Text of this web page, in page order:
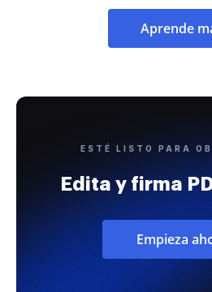
Aprende
ESTÉ LISTO PARA
Edita y firma
Empieza